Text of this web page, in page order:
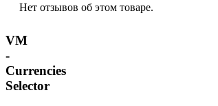
Нет отзывов об этом товаре.
VM
-
Currencies
Selector